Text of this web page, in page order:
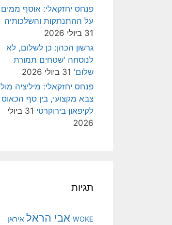
פנחס יחזקאלי: אוסף ממים
על ההתנתקות והשלכותיה
31 ביולי 2026
גרשון הכהן: כן לשלום, לא
לנוסחה 'שטחים תמורת
שלום' 31 ביולי 2026
פנחס יחזקאלי: מיליציה מול
צבא מקצועי, בין סף הכאוס
לקיפאון בירוקרטי
31 ביולי
2026
תגיות
WOKE אבי הראל איראן